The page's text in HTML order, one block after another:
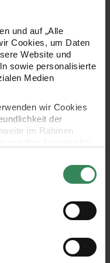
und auf „Alle
Cookies, um Daten
Website und
sowie personalisierte
Medien
wir Cookies
der
im Rahmen
jederzeit über den
der Seite
Empfängern der
Geburtsbild
€
Happy Baby179
Happy Baby179